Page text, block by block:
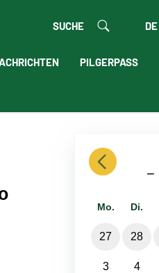
DE
SUCHE
PILGERPASS
previous
−
Mo. Di.
27 28
3 4